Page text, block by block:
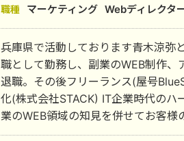
職種 マーケティング Webディレクタ
兵庫県で活動しております青木涼弥
職として勤務し、副業のWEB制作
退職。その後フリーランス(屋号
化(株式会社STACK) IT企業時代のハ
業のWEB領域の知見を併せてお客様